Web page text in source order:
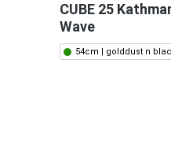
CUBE 25
Wave
54cm | golddust n